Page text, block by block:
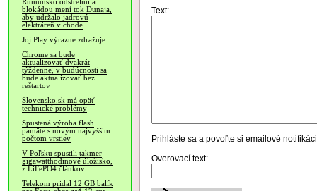
Rumunsko odstrelmi a
blokádou mení tok Dunaja,
aby udržalo jadrovú
elektráreň v chode
Joj Play výrazne zdražuje
Chrome sa bude
aktualizovať dvakrát
týždenne, v budúcnosti sa
bude aktualizovať bez
reštartov
Slovensko.sk má opäť
technické problémy
Spustená výroba flash
pamäte s novým najvyšším
počtom vrstiev
V Poľsku spustili takmer
gigawatthodinové úložisko,
z LiFePO4 článkov
Telekom pridal 12 GB balík
Text:
Prihláste sa a povoľte si emailové
Overovací text: